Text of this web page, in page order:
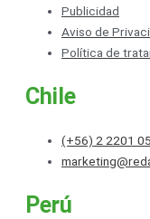
Publicidad
Aviso de
Política de
Chile
(+56) 2 2201
Perú